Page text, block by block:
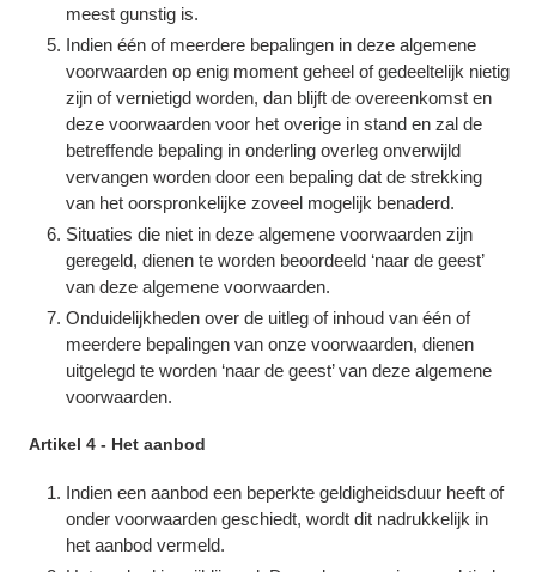
meest gunstig is.
Indien één of meerdere bepalingen in deze algemene
voorwaarden op enig moment geheel of gedeeltelijk nietig
zijn of vernietigd worden, dan blijft de overeenkomst en
deze voorwaarden voor het overige in stand en zal de
betreffende bepaling in onderling overleg onverwijld
vervangen worden door een bepaling dat de strekking
van het oorspronkelijke zoveel mogelijk benaderd.
Situaties die niet in deze algemene voorwaarden zijn
geregeld, dienen te worden beoordeeld ‘naar de geest’
van deze algemene voorwaarden.
Onduidelijkheden over de uitleg of inhoud van één of
meerdere bepalingen van onze voorwaarden, dienen
uitgelegd te worden ‘naar de geest’ van deze algemene
voorwaarden.
Artikel 4 - Het aanbod
Indien een aanbod een beperkte geldigheidsduur heeft of
onder voorwaarden geschiedt, wordt dit nadrukkelijk in
het aanbod vermeld.